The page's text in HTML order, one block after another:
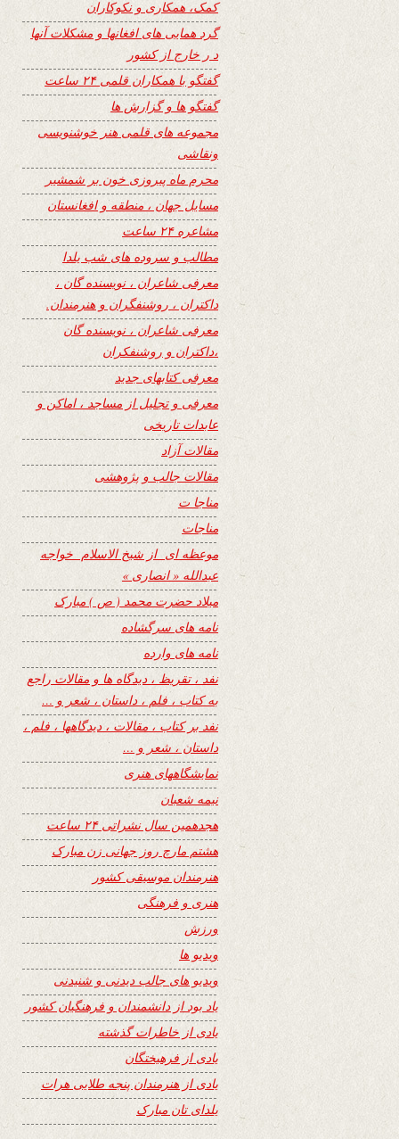
کمک، همکاری و نکوکاران
گرد همایی های افغانها و مشکلات آنها
د ر خارج از کشور
گفتگو با همکاران قلمی ۲۴ ساعت
گفتگو ها و گزارش ها
مجموعه های قلمی هنر خوشنویسی
ونقاشی
محرم ماه پیروزی خون بر شمشیر
مسایل جهان ، منطقه و افغانستان
مشاعره ۲۴ ساعت
مطالب و سروده های شب یلدا
معرفی شاعران ، نویسنده گان ،
داکتران ، روشنفگران و هنرمندان.
معرفی شاعران ، نویسنده گان
،داکتران و روشنفکران
معرفی کتابهای جدید
معرفی و تجلیل از مساجد ، اماکن و
عابدات تاریخی
مقالات آزاد
مقالات جالب و پژوهشی
مناجا ت
مناجات
موعظه ای از شیخ الاسلام خواجه
عبدالله « انصاری »
میلاد حضرت محمد ( ص ) مبارک
نامه های سرگشاده
نامه های وارده
نفد ، تقریظ ، دیدگاه ها و مقالات راجع
به کتاب ، فلم ، داستان ، شعر و …
نفد بر کتاب ، مقالات ، دیدگاهها ، فلم ،
داستان ، شعر و …
نمایشگاههای هنری
نیمه شعبان
هجدهمین سال نشراتی ۲۴ ساعت
هشتم مارچ روز جهانی زن مبارک
هنرمندان موسیقی کشور
هنری و فرهنگی
ورزش
ویدیو ها
ویدیو های جالب دیدنی و شنیدنی
یاد بود از دانشمندان و فرهنگیان کشور
یادی از خاطرات گذشته
یادی از فرهیختگان
یادی از هنرمندان پنجه طلایی هرات
یلدای تان مبارک